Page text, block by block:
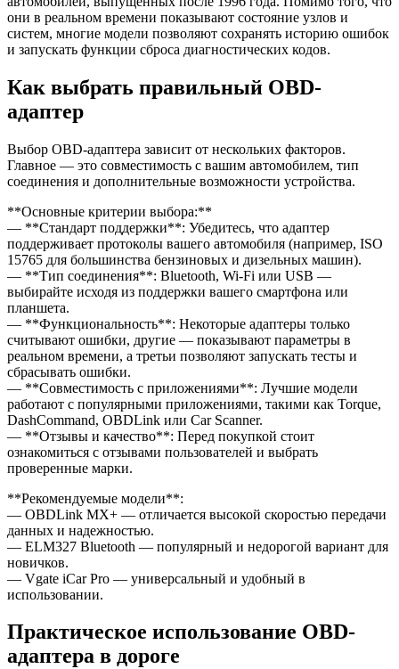
они в реальном времени показывают состояние узлов и
систем, многие модели позволяют сохранять историю ошибок
и запускать функции сброса диагностических кодов.
Как выбрать правильный OBD-
адаптер
Выбор OBD-адаптера зависит от нескольких факторов.
Главное — это совместимость с вашим автомобилем, тип
соединения и дополнительные возможности устройства.
**Основные критерии выбора:**
— **Стандарт поддержки**: Убедитесь, что адаптер
поддерживает протоколы вашего автомобиля (например, ISO
15765 для большинства бензиновых и дизельных машин).
— **Тип соединения**: Bluetooth, Wi-Fi или USB —
выбирайте исходя из поддержки вашего смартфона или
планшета.
— **Функциональность**: Некоторые адаптеры только
считывают ошибки, другие — показывают параметры в
реальном времени, а третьи позволяют запускать тесты и
сбрасывать ошибки.
— **Совместимость с приложениями**: Лучшие модели
работают с популярными приложениями, такими как Torque,
DashCommand, OBDLink или Car Scanner.
— **Отзывы и качество**: Перед покупкой стоит
ознакомиться с отзывами пользователей и выбрать
проверенные марки.
**Рекомендуемые модели**:
— OBDLink MX+ — отличается высокой скоростью передачи
данных и надежностью.
— ELM327 Bluetooth — популярный и недорогой вариант для
новичков.
— Vgate iCar Pro — универсальный и удобный в
использовании.
Практическое использование OBD-
адаптера в дороге